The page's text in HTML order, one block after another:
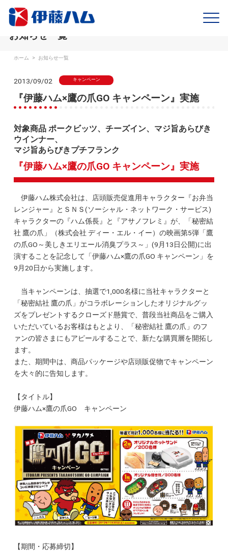
お知らせ一覧
ホーム > お知らせ一覧
2013/09/02 キャンペーン
『伊藤ハム×鷹の爪GO キャンペーン』実施
対象商品 ポークビッツ、チーズイン、マジ旨あらびき
ウインナー、
マジ旨あらびきプチフランク
『伊藤ハム×鷹の爪GO キャンペーン』実施
伊藤ハム株式会社は、店頭販売促進用キャラクター『お弁当
レンジャー』とＳＮＳ(ソーシャル・ネットワーク・サービス)
キャラクターの『ハム係長』と『アサノフレミ』が、「秘密結
社 鷹の爪」（株式会社 ディー・エル・イー）の映画第5弾「鷹
の爪GO～美しきエリエール消臭プラス～」(9月13日公開)に出
演することを記念して「伊藤ハム×鷹の爪GO キャンペーン」を
9月20日から実施します。
当キャンペーンは、抽選で1,000名様に当社キャラクターと
「秘密結社 鷹の爪」がコラボレーションしたオリジナルグッ
ズをプレゼントするクローズド懸賞で、普段当社商品をご購入
いただいているお客様はもとより、「秘密結社 鷹の爪」のフ
ァンの皆さまにもアピールすることで、新たな購買層を開拓し
ます。
また、期間中は、商品パッケージや店頭販促物でキャンペーン
を大々的に告知します。
【タイトル】
伊藤ハム×鷹の爪GO キャンペーン
【期間・応募締切】